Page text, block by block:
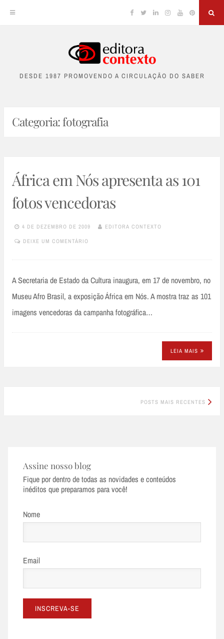
content
Facebook
TwitterLinkedinInstagram
YouTubePinterest
DESDE 1987 PROMOVENDO A CIRCULAÇÃO DO SABER
Categoria:fotografia
África em Nós apresenta as 101
fotos vencedoras
4 DE DEZEMBRO DE 2009 EDITORA CONTEXTO
DEIXE UM COMENTÁRIO
A Secretaria de Estado da Cultura inaugura, em 17 de novembro, no
Museu Afro Brasil, a exposição África em Nós. A mostra traz as 101
imagens vencedoras da campanha fotográfica…
LEIA MAIS
POSTS MAIS RECENTES
Assine nosso blog
Fique por dentro de todas as novidades e conteúdos
inéditos que preparamos para você!
Nome
Email